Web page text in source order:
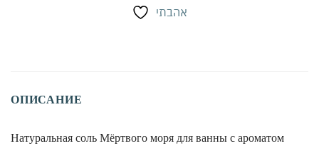
אהבתי
ОПИСАНИЕ
Натуральная соль Мёртвого моря для ванны с ароматом